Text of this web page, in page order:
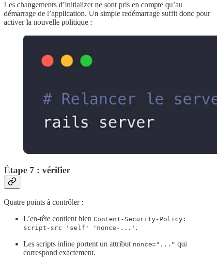
Les changements d’initializer ne sont pris en compte qu’au
démarrage de l’application. Un simple redémarrage suffit donc pour
activer la nouvelle politique :
Étape 7 : vérifier
Quatre points à contrôler :
L’en-tête contient bien Content-Security-Policy:
script-src 'self' 'nonce-...' .
Les scripts inline portent un attribut nonce="..." qui
correspond exactement.